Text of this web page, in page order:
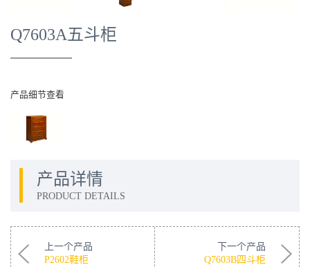
Q7603A五斗柜
产品细节查看
产品详情
PRODUCT DETAILS
上一个产品
P2602鞋柜
下一个产品
Q7603B四斗柜